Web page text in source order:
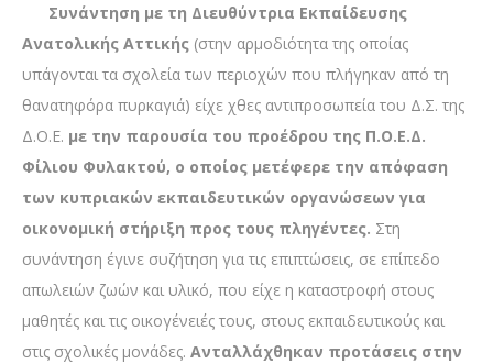
Συνάντηση με τη Διευθύντρια Εκπαίδευσης
Ανατολικής Αττικής (στην αρμοδιότητα της οποίας
υπάγονται τα σχολεία των περιοχών που πλήγηκαν από τη
θανατηφόρα πυρκαγιά) είχε χθες αντιπροσωπεία του Δ.Σ. της
Δ.Ο.Ε. με την παρουσία του προέδρου της Π.Ο.Ε.Δ.
Φίλιου Φυλακτού, ο οποίος μετέφερε την απόφαση
των κυπριακών εκπαιδευτικών οργανώσεων για
οικονομική στήριξη προς τους πληγέντες. Στη
συνάντηση έγινε συζήτηση για τις επιπτώσεις, σε επίπεδο
απωλειών ζωών και υλικό, που είχε η καταστροφή στους
μαθητές και τις οικογένειές τους, στους εκπαιδευτικούς και
στις σχολικές μονάδες. Ανταλλάχθηκαν προτάσεις στην